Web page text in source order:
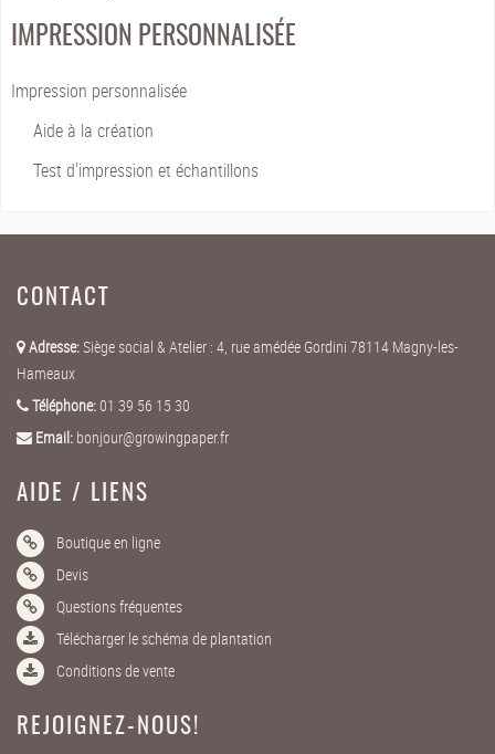
IMPRESSION PERSONNALISÉE
Impression personnalisée
Aide à la création
Test d'impression et échantillons
CONTACT
Adresse:Siège social & Atelier : 4, rue amédée Gordini 78114 Magny-les-
Hameaux
Téléphone:01 39 56 15 30
Email: bonjour@growingpaper.fr
AIDE / LIENS
Boutique en ligne
Devis
Questions fréquentes
Télécharger le schéma de plantation
Conditions de vente
REJOIGNEZ-NOUS!